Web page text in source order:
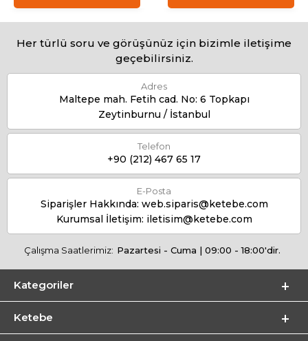
Her türlü soru ve görüşünüz için bizimle iletişime
geçebilirsiniz.
Adres
Maltepe mah. Fetih cad. No: 6 Topkapı
Zeytinburnu / İstanbul
Telefon
+90 (212) 467 65 17
E-Posta
Siparişler Hakkında: web.siparis@ketebe.com
Kurumsal İletişim: iletisim@ketebe.com
Çalışma Saatlerimiz: Pazartesi - Cuma | 09:00 - 18:00'dir.
Kategoriler
Ketebe